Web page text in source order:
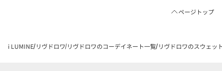
ページトップ
i LUMINE リヴドロワ リヴドロワのコーデイネート一覧 リヴドロワのスウェッ